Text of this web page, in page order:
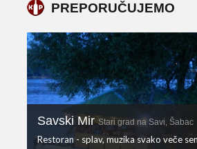
PREPORUČUJEMO
Savski MirStari grad na Savi, Šabac
Restoran - splav, muzika svako veče